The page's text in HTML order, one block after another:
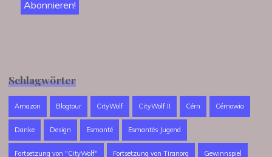
Schlagwörter
Amazon Blogtour CityWolf CityWolf II Cérn Cérnowia
Danke Design Esmanté Esmantés Jugend
Fortsetzung von "CityWolf" Fortsetzung von Tiranorg Gewinnspiel